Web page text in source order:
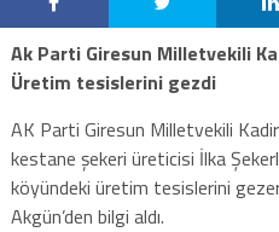
Ak Parti Giresun Milletvekili
Üretim tesislerini gezdi
AK Parti Giresun Milletvekili Kadir
kestane şekeri üreticisi İlka
köyündeki üretim tesislerini
Akgün’den bilgi aldı.